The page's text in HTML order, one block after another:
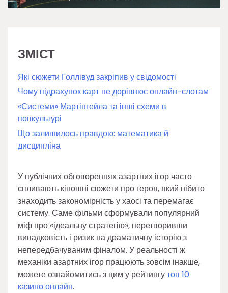
ЗМІСТ
Які сюжети Голлівуд закріпив у свідомості
Чому підрахунок карт не дорівнює онлайн-слотам
«Системи» Мартінгейла та інші схеми в
попкультурі
Що залишилось правдою: математика й
дисципліна
У публічних обговореннях азартних ігор часто
спливають кіношні сюжети про героя, який нібито
знаходить закономірність у хаосі та перемагає
систему. Саме фільми сформували популярний
міф про «ідеальну стратегію», перетворивши
випадковість і ризик на драматичну історію з
непередбачуваним фіналом. У реальності ж
механіки азартних ігор працюють зовсім інакше,
можете ознайомитись з цим у рейтингутоп 10
казино онлайн.